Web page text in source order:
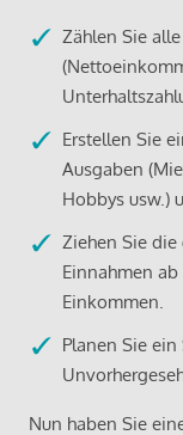
Zählen Sie
Erstellen Sie
Ausgaben
Hobbys usw.)
Ziehen Sie
Einnahmen
Einkommen.
Planen Sie
Nun haben Sie